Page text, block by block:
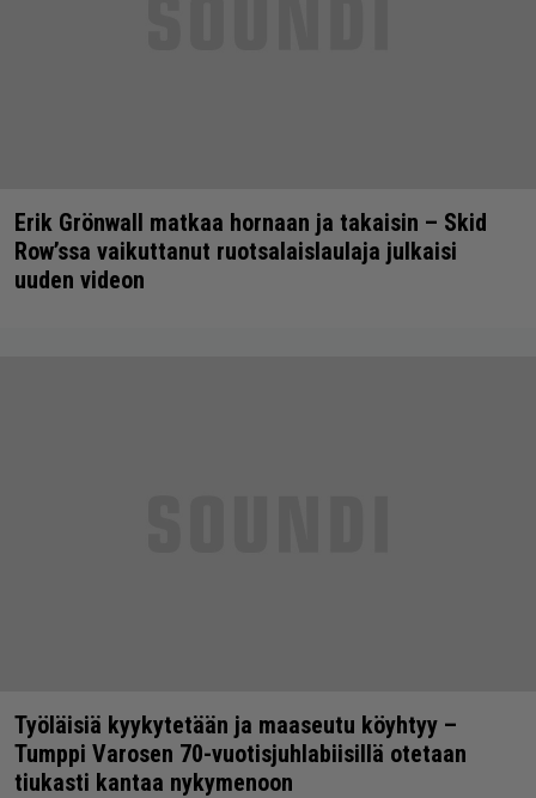
Erik Grönwall matkaa hornaan ja takaisin – Skid
Row’ssa vaikuttanut ruotsalaislaulaja julkaisi
uuden videon
Työläisiä kyykytetään ja maaseutu köyhtyy –
Tumppi Varosen 70-vuotisjuhlabiisillä otetaan
tiukasti kantaa nykymenoon